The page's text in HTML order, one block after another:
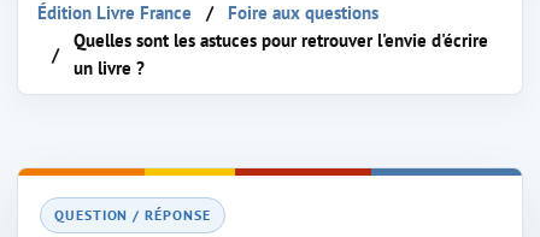
Édition Livre France
Foire aux questions
Quelles sont les astuces pour retrouver l'envie d'écrire
un livre ?
QUESTION / RÉPONSE